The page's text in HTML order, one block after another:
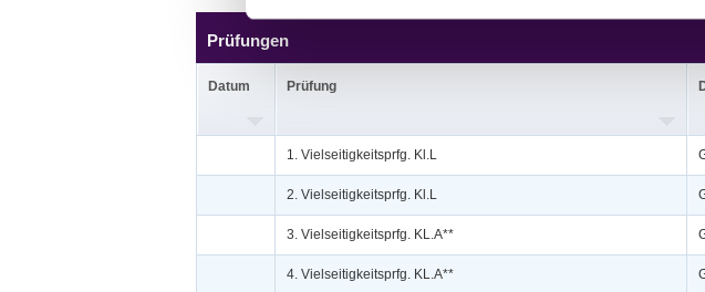
Prüfungen
Datum Prüfung
1. Vielseitigkeitsprfg. Kl.L
2. Vielseitigkeitsprfg. Kl.L
3. Vielseitigkeitsprfg. KL.A**
4. Vielseitigkeitsprfg. KL.A**